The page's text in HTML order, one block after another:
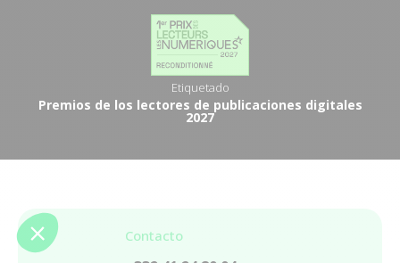
Etiquetado
Premios de los lectores de publicaciones digitales
2027
Contacto